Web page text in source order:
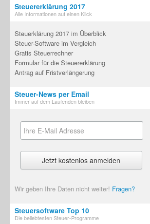
Steuererklärung 2017
Alle Informationen auf einen Klick
Steuerklärung 2017 im Überblick
Steuer-Software im Vergleich
Gratis Steuerrechner
Formular für die Steuererklärung
Antrag auf Fristverlängerung
Steuer-News per Email
Immer auf dem Laufenden bleiben
Wir geben Ihre Daten nicht weiter! Fragen?
Steuersoftware Top 10
Die beliebtesten Steuer-Programme